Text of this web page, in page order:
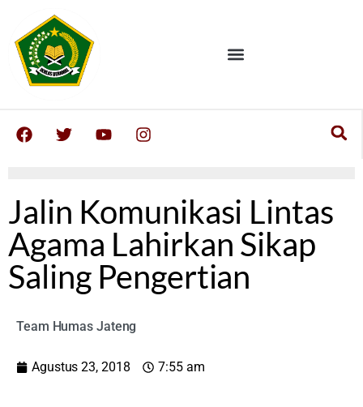
Jalin Komunikasi Lintas
Agama Lahirkan Sikap
Saling Pengertian
Team Humas Jateng
Agustus 23, 2018 7:55 am